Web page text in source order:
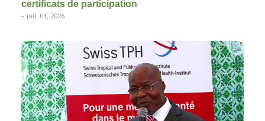
certificats de participation
- juil. 01, 2026